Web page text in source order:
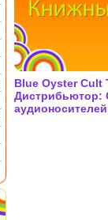
Blue Oyster Cult
Дистрибьютор: